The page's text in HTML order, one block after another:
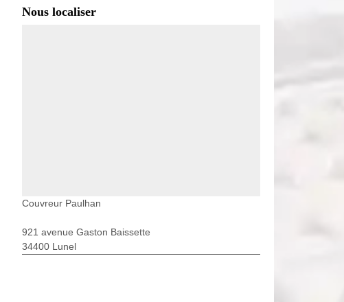
Nous localiser
Couvreur Paulhan
921 avenue Gaston Baissette
34400 Lunel